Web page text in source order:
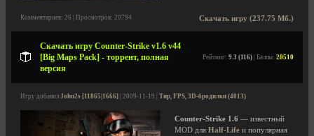
Скачать игру (237.75 Мб.)
Комментариев: 26 | Просмотров: 20794
Скачать игру Counter-Strike v1.6 v44
[Big Maps Pack] - торрент, полная
версия
Рейтинг: 9.3 (116) | Баллы: 20510
Игру добавил John2s [11865|1666] | 2009-11-19 | Тир, FPS, 3D-бродилки (4013)
Counter-Strike 1.6 — известный
MOD для Half-Life и популярная